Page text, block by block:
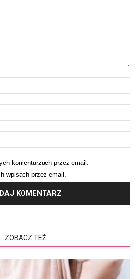
komentarzach przez email.
wpisach przez email.
ZOBACZ TEŻ